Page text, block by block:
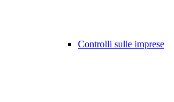
Controlli sulle imprese